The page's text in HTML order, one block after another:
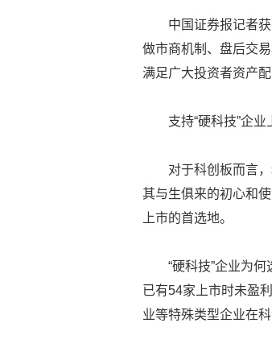
中国证券报记者
做市商机制、盘后交
满足广大投资者资产
支持“硬科技”企业
对于科创板而言
其与生俱来的初心和
上市的首选地。
“硬科技”企业为
已有54家上市时未盈
业等特殊类型企业在科